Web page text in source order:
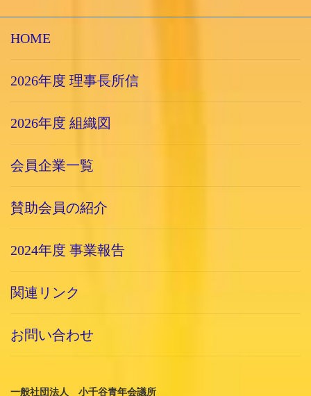
HOME
2026年度 理事長所信
2026年度 組織図
会員企業一覧
賛助会員の紹介
2024年度 事業報告
関連リンク
お問い合わせ
一般社団法人 小千谷青年会議所